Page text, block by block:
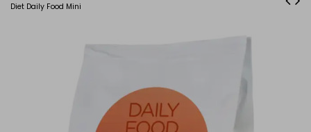
Diet Daily Food Mini